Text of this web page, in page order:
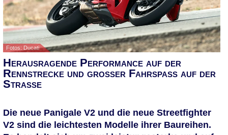
Fotos: Ducati
Herausragende Performance auf der
Rennstrecke und großer Fahrspaß auf der
Straße
Die neue Panigale V2 und die neue Streetfighter
V2 sind die leichtesten Modelle ihrer Baureihen.